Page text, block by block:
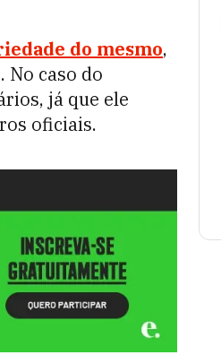
do mesmo,
caso do
já que ele
oficiais.